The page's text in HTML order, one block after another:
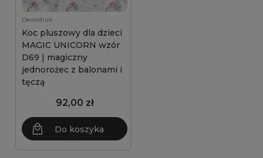
Decordruk
Koc pluszowy dla dzieci
MAGIC UNICORN wzór
D69 | magiczny
jednorożec z balonami i
tęczą
92,00 zł
Do koszyka